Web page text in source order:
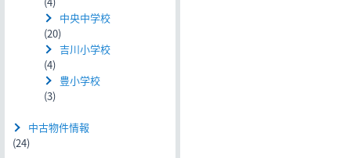
中央中学校
(20)
吉川小学校
(4)
豊小学校
(3)
中古物件情報
(24)